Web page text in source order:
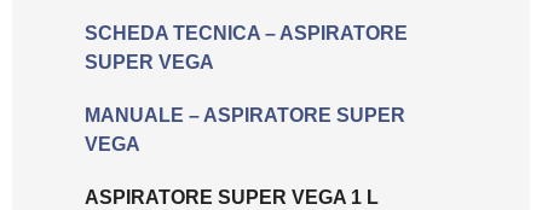
SCHEDA TECNICA – ASPIRATORE
SUPER VEGA
MANUALE – ASPIRATORE SUPER
VEGA
ASPIRATORE SUPER VEGA 1 L